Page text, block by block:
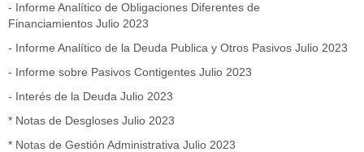
- Informe Analítico de Obligaciones Diferentes de
Financiamientos Julio 2023
- Informe Analítico de la Deuda Publica y Otros Pasivos Julio 2023
- Informe sobre Pasivos Contigentes Julio 2023
- Interés de la Deuda Julio 2023
* Notas de Desgloses Julio 2023
* Notas de Gestión Administrativa Julio 2023